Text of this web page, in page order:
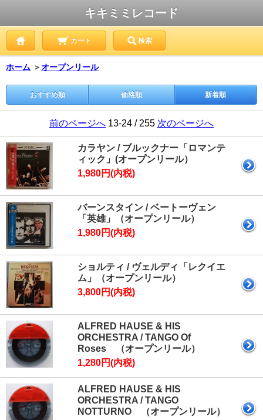
キキミミレコード
カート 検索
ホーム ＞オープンリール
おすすめ順 価格順 新着順
前のページへ 13-24 / 255 次のページへ
カラヤン / ブルックナー「ロマンテ
ィック」(オープンリール）
1,980円(内税)
バーンスタイン / ベートーヴェン
「英雄」（オープンリール）
1,980円(内税)
ショルティ / ヴェルディ「レクイエ
ム」（オープンリール）
3,800円(内税)
ALFRED HAUSE & HIS
ORCHESTRA / TANGO Of
Roses （オープンリール）
1,280円(内税)
ALFRED HAUSE & HIS
ORCHESTRA / TANGO
NOTTURNO （オープンリール）